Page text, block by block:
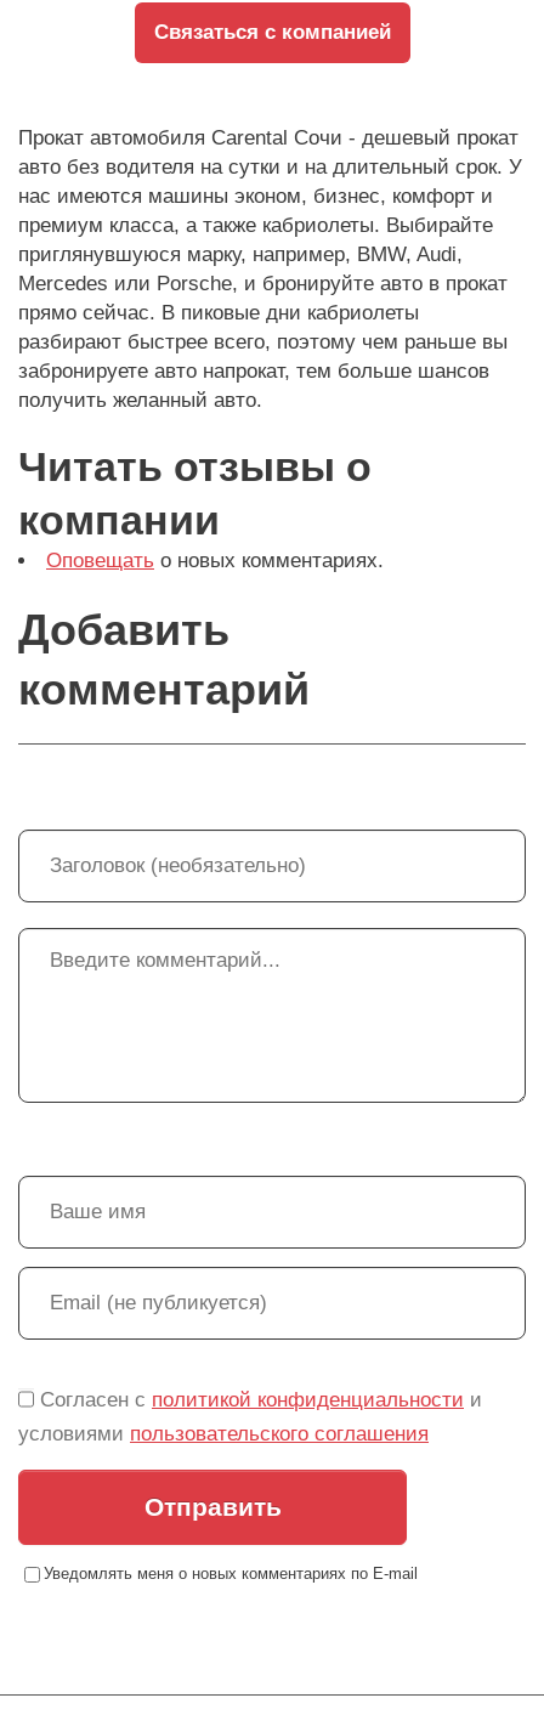
Связаться с компанией
Прокат автомобиля Carental Сочи - дешевый прокат
авто без водителя на сутки и на длительный срок. У
нас имеются машины эконом, бизнес, комфорт и
премиум класса, а также кабриолеты. Выбирайте
приглянувшуюся марку, например, BMW, Audi,
Mercedes или Porsche, и бронируйте авто в прокат
прямо сейчас. В пиковые дни кабриолеты
разбирают быстрее всего, поэтому чем раньше вы
забронируете авто напрокат, тем больше шансов
получить желанный авто.
Читать отзывы о
компании
Оповещать о новых комментариях.
Добавить
комментарий
Согласен с политикой конфиденциальности и
условиями пользовательского соглашения
Отправить
Уведомлять меня о новых комментариях по E-mail